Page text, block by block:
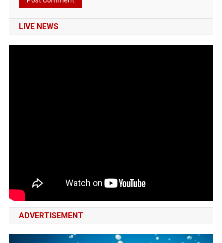
LIVE NEWS
ADVERTISEMENT